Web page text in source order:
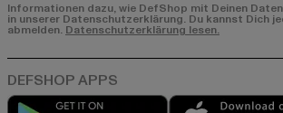
Informationen dazu, wie DefShop mit Deinen
in unserer Datenschutzerklärung. Du kannst Dich
abmelden. Datenschutzerklärung lesen.
Play market